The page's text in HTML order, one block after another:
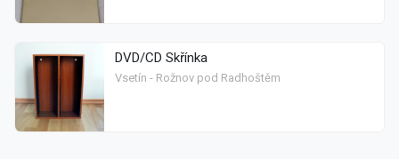
DVD/CD Skřínka
Vsetín - Rožnov pod Radhoštěm